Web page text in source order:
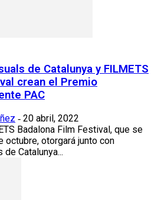
de Catalunya y FILMETS
crean el Premio
PAC
- 20 abril, 2022
Badalona Film Festival, que se
octubre, otorgará junto con
Catalunya...